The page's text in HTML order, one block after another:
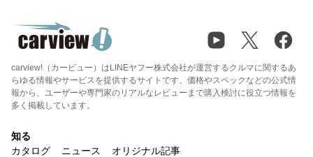
carview!（カービュー）はLINEヤフー株式会社が運営するクルマに関するあ
らゆる情報やサービスを提供するサイトです。価格やスペックなどの公式情
報から、ユーザーや専門家のリアルなレビューまで購入検討に役立つ情報を
多く掲載しています。
知る
カタログ
ニュース オリジナル記事